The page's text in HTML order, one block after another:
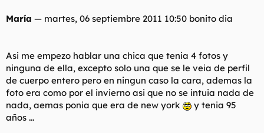
María — martes, 06 septiembre 2011 10:50 bonito dia
Asi me empezo hablar una chica que tenia 4 fotos y
ninguna de ella, excepto solo una que se le veia de perfil
de cuerpo entero pero en ningun caso la cara, ademas la
foto era como por el invierno asi que no se intuia nada de
nada, aemas ponia que era de new york
y tenia 95
años ...